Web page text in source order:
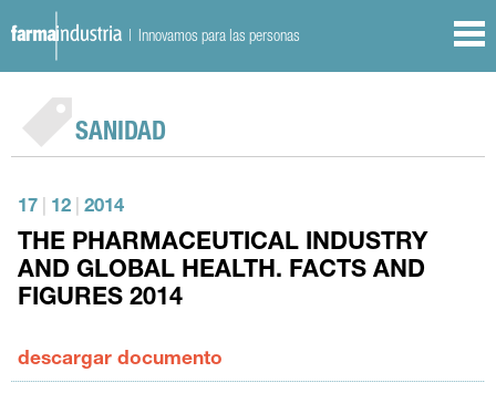
| Innovamos para las personas
SANIDAD
17 12 2014
THE PHARMACEUTICAL INDUSTRY
AND GLOBAL HEALTH. FACTS AND
FIGURES 2014
descargar documento